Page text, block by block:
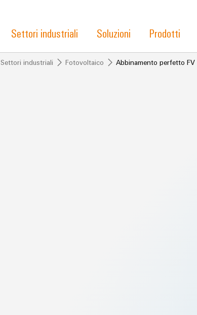
Settori industriali Soluzioni Prodotti
Settori industriali Fotovoltaico Abbinamento perfetto FV